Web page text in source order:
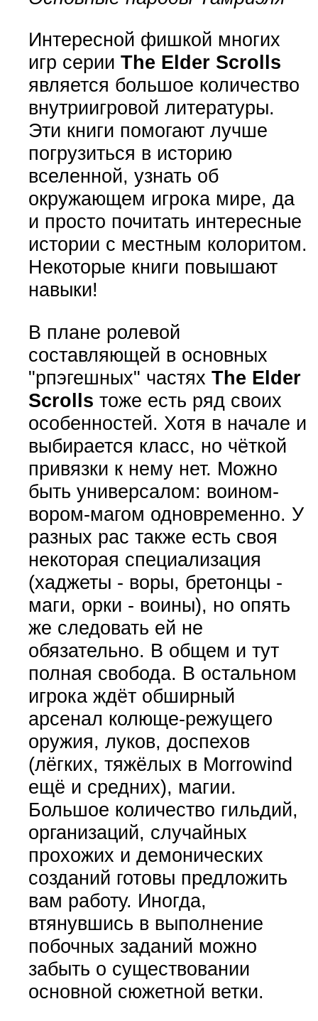
Интересной фишкой многих
игр серии The Elder Scrolls
является большое количество
внутриигровой литературы.
Эти книги помогают лучше
погрузиться в историю
вселенной, узнать об
окружающем игрока мире, да
и просто почитать интересные
истории с местным колоритом.
Некоторые книги повышают
навыки!
В плане ролевой
составляющей в основных
"рпэгешных" частях The Elder
Scrolls тоже есть ряд своих
особенностей. Хотя в начале и
выбирается класс, но чёткой
привязки к нему нет. Можно
быть универсалом: воином-
вором-магом одновременно. У
разных рас также есть своя
некоторая специализация
(хаджеты - воры, бретонцы -
маги, орки - воины), но опять
же следовать ей не
обязательно. В общем и тут
полная свобода. В остальном
игрока ждёт обширный
арсенал колюще-режущего
оружия, луков, доспехов
(лёгких, тяжёлых в Morrowind
ещё и средних), магии.
Большое количество гильдий,
организаций, случайных
прохожих и демонических
созданий готовы предложить
вам работу. Иногда,
втянувшись в выполнение
побочных заданий можно
забыть о существовании
основной сюжетной ветки.